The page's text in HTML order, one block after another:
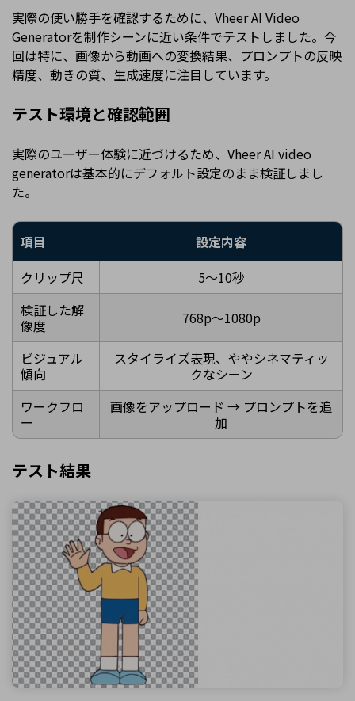
実際の使い勝手を確認するために、Vheer AI Video
Generatorを制作シーンに近い条件でテストしました。今
回は特に、画像から動画への変換結果、プロンプトの反映
精度、動きの質、生成速度に注目しています。
テスト環境と確認範囲
実際のユーザー体験に近づけるため、Vheer AI video
generatorは基本的にデフォルト設定のまま検証しまし
た。
項目
設定内容
クリップ尺
5〜10秒
検証した解
像度
768p〜1080p
ビジュアル
傾向
スタイライズ表現、ややシネマティッ
クなシーン
ワークフロ
ー
画像をアップロード → プロンプトを追
加
テスト結果